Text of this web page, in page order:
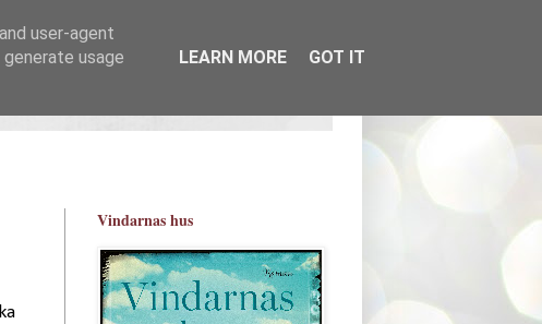
Vindarnas hus
user-agent
usage
LEARN MORE GOT IT